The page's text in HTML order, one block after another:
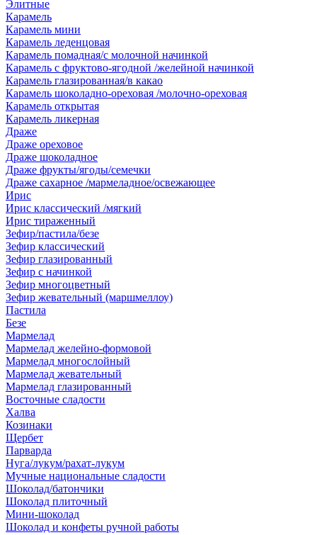
Элитные
Карамель
Карамель мини
Карамель леденцовая
Карамель помадная/с молочной начинкой
Карамель с фруктово-ягодной /желейной начинкой
Карамель глазированная/в какао
Карамель шоколадно-ореховая /молочно-ореховая
Карамель открытая
Карамель ликерная
Драже
Драже ореховое
Драже шоколадное
Драже фрукты/ягоды/семечки
Драже сахарное /мармеладное/освежающее
Ирис
Ирис классический /мягкий
Ирис тираженный
Зефир/пастила/безе
Зефир классический
Зефир глазированный
Зефир с начинкой
Зефир многоцветный
Зефир жевательный (маршмеллоу)
Пастила
Безе
Мармелад
Мармелад желейно-формовой
Мармелад многослойный
Мармелад жевательный
Мармелад глазированный
Восточные сладости
Халва
Козинаки
Щербет
Парварда
Нуга/лукум/рахат-лукум
Мучные национальные сладости
Шоколад/батончики
Шоколад плиточный
Мини-шоколад
Шоколад и конфеты ручной работы